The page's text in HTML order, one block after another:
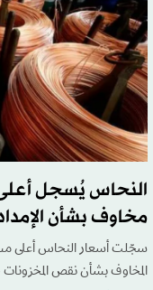
مخاوف بشأن
المخاوف بشأن نقص المخزونات